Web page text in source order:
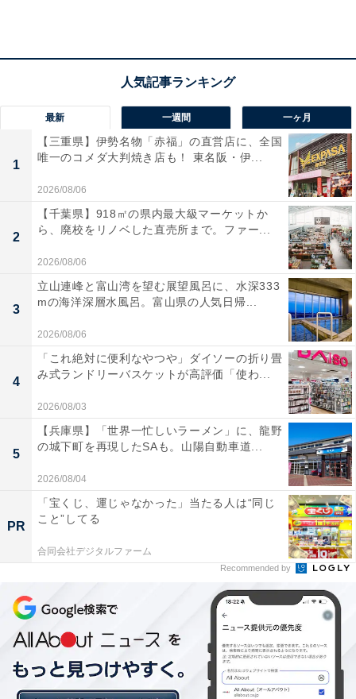
後ろ側
こちらは後ろ側です。筆者が買ったのはピンク色の「モ
ンスターポーチ」ですが、店舗には水色など違う色の
「モンスターポーチ」もありました。価格は698円（税
込）です。
最新 一週間 一ヶ月
1
【三重県】伊勢名物「赤福」の直営店に、全国
唯一のコメダ大判焼き店も！ 東名阪・伊...
2026/08/06
2
【千葉県】918㎡の県内最大級マーケットか
ら、廃校をリノベした直売所まで。ファー...
2026/08/06
3
立山連峰と富山湾を望む展望風呂に、水深333
mの海洋深層水風呂。富山県の人気日帰...
2026/08/06
4
「これ絶対に便利なやつや」ダイソーの折り畳
み式ランドリーバスケットが高評価「使わ...
2026/08/03
5
【兵庫県】「世界一忙しいラーメン」に、龍野
の城下町を再現したSAも。山陽自動車道...
2026/08/04
PR
「宝くじ、運じゃなかった」当たる人は“同じ
こと”してる
合同会社デジタルファーム
Recommended by